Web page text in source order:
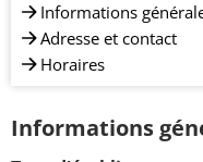
Informations
Adresse et contact
Horaires
Informations